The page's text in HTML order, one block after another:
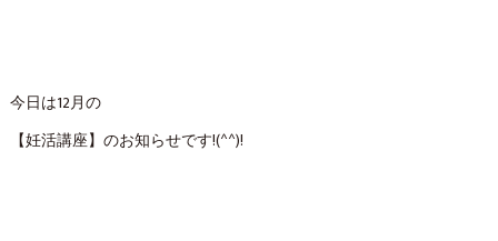
今日は12月の
【妊活講座】のお知らせです!(^^)!